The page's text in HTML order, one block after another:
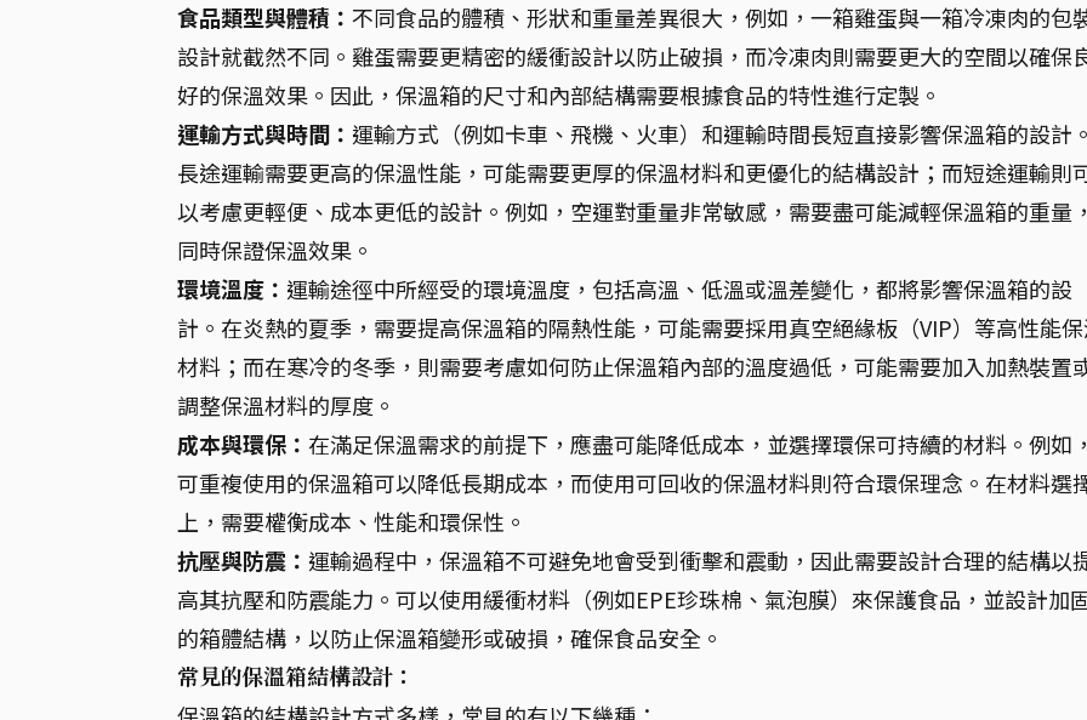
食品類型與體積： 不同食品的體積、形狀和重量差異很大，例如，一箱雞蛋與一箱冷凍肉的包
設計就截然不同。雞蛋需要更精密的緩衝設計以防止破損，而冷凍肉則需要更大的空間以確保
好的保溫效果。因此，保溫箱的尺寸和內部結構需要根據食品的特性進行定製。
運輸方式與時間： 運輸方式（例如卡車、飛機、火車）和運輸時間長短直接影響保溫箱的設計。
長途運輸需要更高的保溫性能，可能需要更厚的保溫材料和更優化的結構設計；而短途運輸則
以考慮更輕便、成本更低的設計。例如，空運對重量非常敏感，需要盡可能減輕保溫箱的重量，
同時保證保溫效果。
環境溫度： 運輸途徑中所經受的環境溫度，包括高溫、低溫或溫差變化，都將影響保溫箱的設
計。在炎熱的夏季，需要提高保溫箱的隔熱性能，可能需要採用真空絕緣板（VIP）等高性能保
材料；而在寒冷的冬季，則需要考慮如何防止保溫箱內部的溫度過低，可能需要加入加熱裝置
調整保溫材料的厚度。
成本與環保： 在滿足保溫需求的前提下，應盡可能降低成本，並選擇環保可持續的材料。例如，
可重複使用的保溫箱可以降低長期成本，而使用可回收的保溫材料則符合環保理念。在材料選
上，需要權衡成本、性能和環保性。
抗壓與防震： 運輸過程中，保溫箱不可避免地會受到衝擊和震動，因此需要設計合理的結構以
高其抗壓和防震能力。可以使用緩衝材料（例如EPE珍珠棉、氣泡膜）來保護食品，並設計加
的箱體結構，以防止保溫箱變形或破損，確保食品安全。
常見的保溫箱結構設計：